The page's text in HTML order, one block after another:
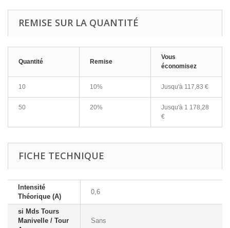
REMISE SUR LA QUANTITÉ
Quantité Remise
Vous
économisez
10 10% Jusqu'à 117,83 €
50 20% Jusqu'à 1 178,28
€
FICHE TECHNIQUE
Intensité
Théorique (A)
0,6
si Mds Tours
Manivelle / Tour
Sans